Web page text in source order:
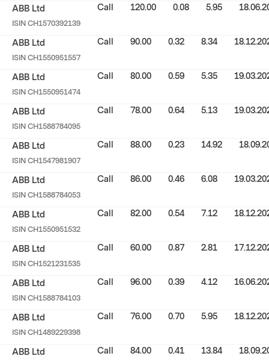
ABB Ltd
ISIN CH1570392139
Call 120.00 0.08 5.95
ABB Ltd
ISIN CH1550951557
Call 90.00 0.32 8.34
ABB Ltd
ISIN CH1550951474
Call 80.00 0.59 5.35
ABB Ltd
ISIN CH1588784095
Call 78.00 0.64 5.13
ABB Ltd
ISIN CH1547981907
Call 88.00 0.23 14.92
ABB Ltd
ISIN CH1588784053
Call 86.00 0.46 6.08
ABB Ltd
ISIN CH1550951532
Call 82.00 0.54 7.12
ABB Ltd
ISIN CH1521231535
Call 60.00 0.87 2.81
ABB Ltd
ISIN CH1588784103
Call 96.00 0.39 4.12
ABB Ltd
ISIN CH1489229398
Call 76.00 0.70 5.95
ABB Ltd Call 84.00 0.41 13.84